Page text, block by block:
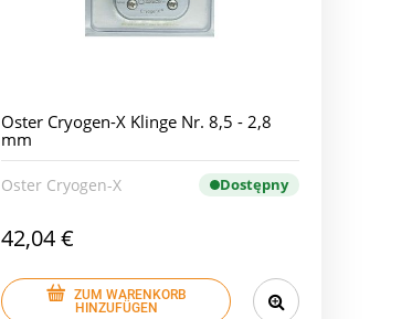
Oster Cryogen-X Klinge Nr. 8,5 - 2,8
mm
Oster Cryogen-X Dostępny
42,04 €
ZUM WARENKORB
HINZUFÜGEN